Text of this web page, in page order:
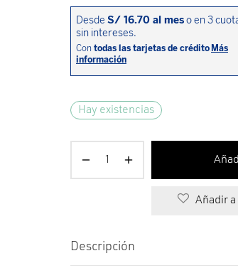
Hay existencias
Añadir
Descripción